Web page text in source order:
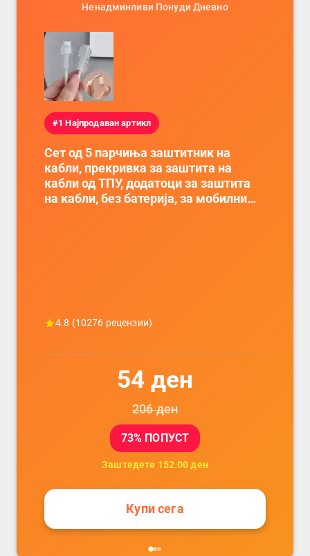
Ненадминливи Понуди Дневно
#1 Најпродаван артикл
Сет од 5 парчиња заштитник на
кабли, прекривка за заштита на
кабли од ТПУ, додатоци за заштита
на кабли, без батерија, за мобилни
4.8 (10276 рецензии)
54 ден
206ден
73% ПОПУСТ
Заштедете 152.00 ден
Купи сега